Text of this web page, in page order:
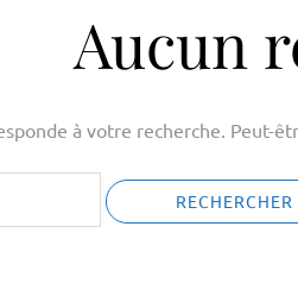
Aucun
à votre recherche. Peut-